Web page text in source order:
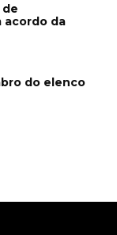
de
acordo da
do elenco